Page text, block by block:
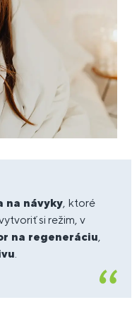
na návyky, ktoré
si režim, v
na regeneráciu,
.